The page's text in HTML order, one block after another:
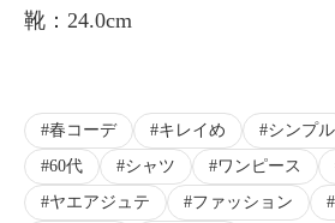
靴：24.0cm
春コーデ キレイめ シンプル
60代
シャツ ワンピース
ヤエアジュテ
ファッション